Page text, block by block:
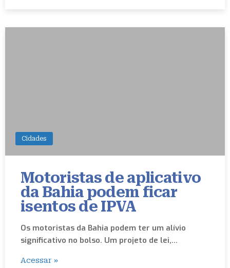
Cidades
Motoristas de aplicativo
da Bahia podem ficar
isentos de IPVA
Os motoristas da Bahia podem ter um alívio
significativo no bolso. Um projeto de lei,…
Acessar »